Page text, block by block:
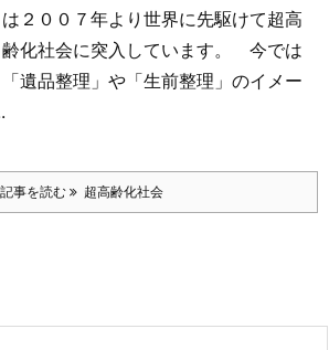
は２００７年より世界に先駆けて超高
齢化社会に突入しています。
今では
「遺品整理」や「生前整理」のイメー
記事を読む 超高齢化社会